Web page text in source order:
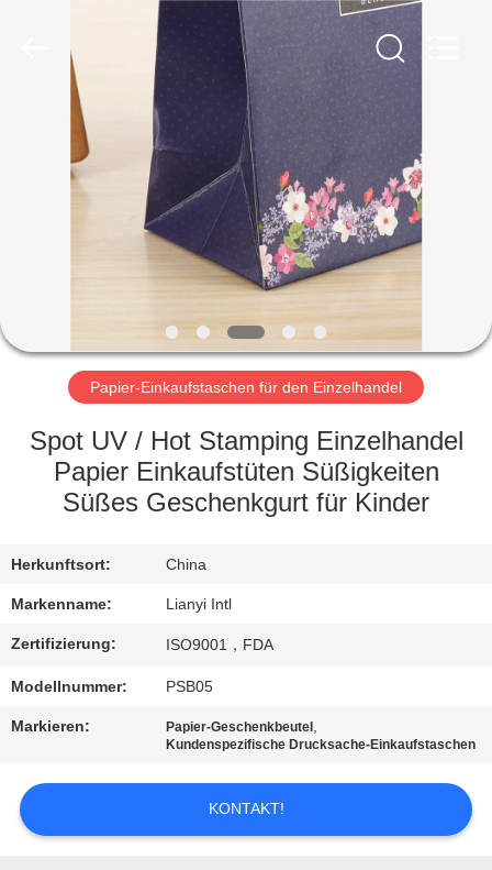
HAUS
PRODUKTE
FABRIK-
AUSFLUG
QUALITÄTSKONTROLLE
US
FORDERN
SIE EIN
ZITAT
SITEMAP
PRIVACY
Papier-Einkaufstaschen für den Einzelhandel
Spot UV / Hot Stamping Einzelhandel
Papier Einkaufstüten Süßigkeiten
Süßes Geschenkgurt für Kinder
Herkunftsort: China
Markenname: Lianyi Intl
Zertifizierung: ISO9001，FDA
Modellnummer: PSB05
Markieren: Papier-Geschenkbeutel ,
Kundenspezifische Drucksache-Einkaufstaschen
KONTAKT!